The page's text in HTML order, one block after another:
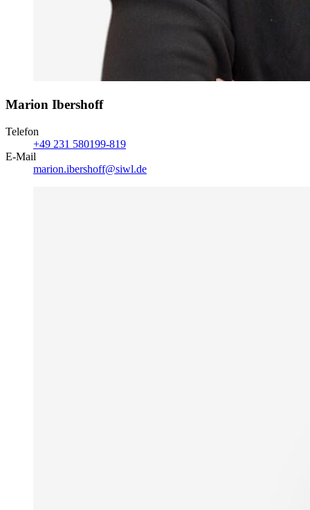
Marion Ibershoff
Telefon
+49 231 580199-819
E-Mail
marion.ibershoff@siwl.de